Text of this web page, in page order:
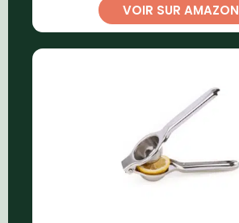
VOIR SUR AMAZON